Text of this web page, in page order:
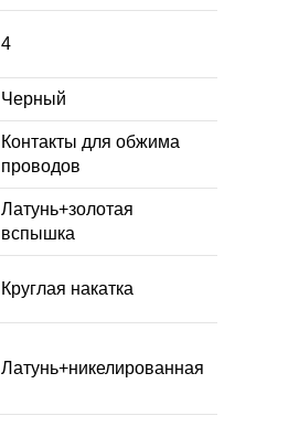
4
Черный
Контакты для обжима
проводов
Латунь+золотая
вспышка
Круглая накатка
Латунь+никелированная